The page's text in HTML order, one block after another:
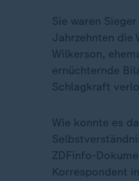
Sie waren
Jahrzehnten die
Wilkerson,
ernüchternde
Schlagkraft
Wie konnte es
ZDFinfo-
Korrespondent